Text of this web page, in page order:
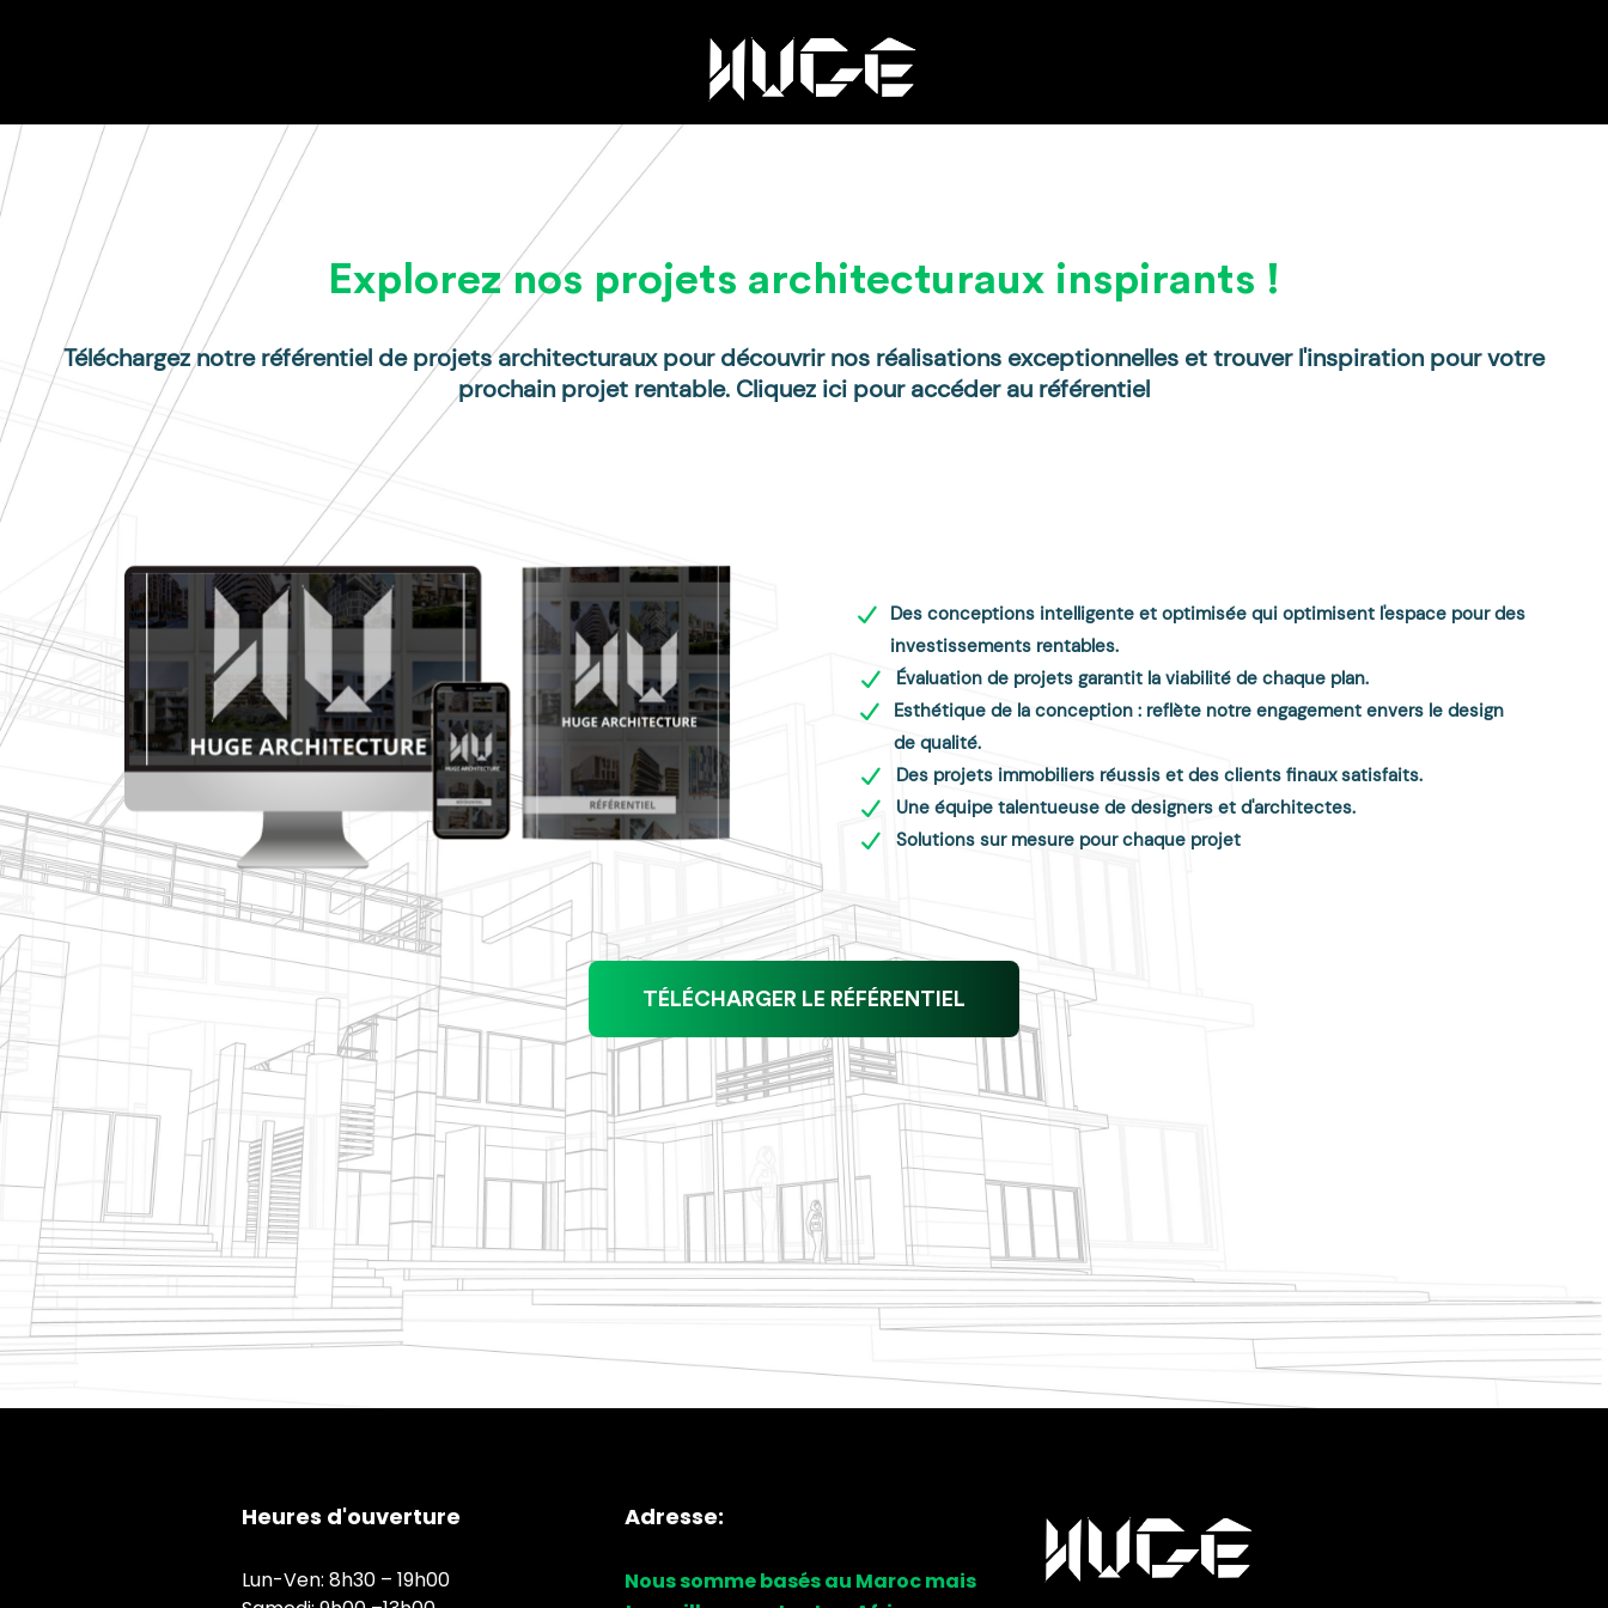
Explorez nos projets architecturaux inspirants !
Téléchargez notre référentiel de projets architecturaux pour découvrir nos réalisations exceptionnelles et trouver l'inspiration pour votre
prochain projet rentable. Cliquez ici pour accéder au référentiel
Des conceptions intelligente et optimisée qui optimisent l'espace pour des
investissements rentables.
Évaluation de projets garantit la viabilité de chaque plan.
Esthétique de la conception : reflète notre engagement envers le design
de qualité.
Des projets immobiliers réussis et des clients finaux satisfaits.
Une équipe talentueuse de designers et d'architectes.
Solutions sur mesure pour chaque projet
TÉLÉCHARGER LE RÉFÉRENTIEL
Heures d'ouverture
Lun-Ven: 8h30 – 19h00
Adresse:
Nous somme basés au Maroc mais